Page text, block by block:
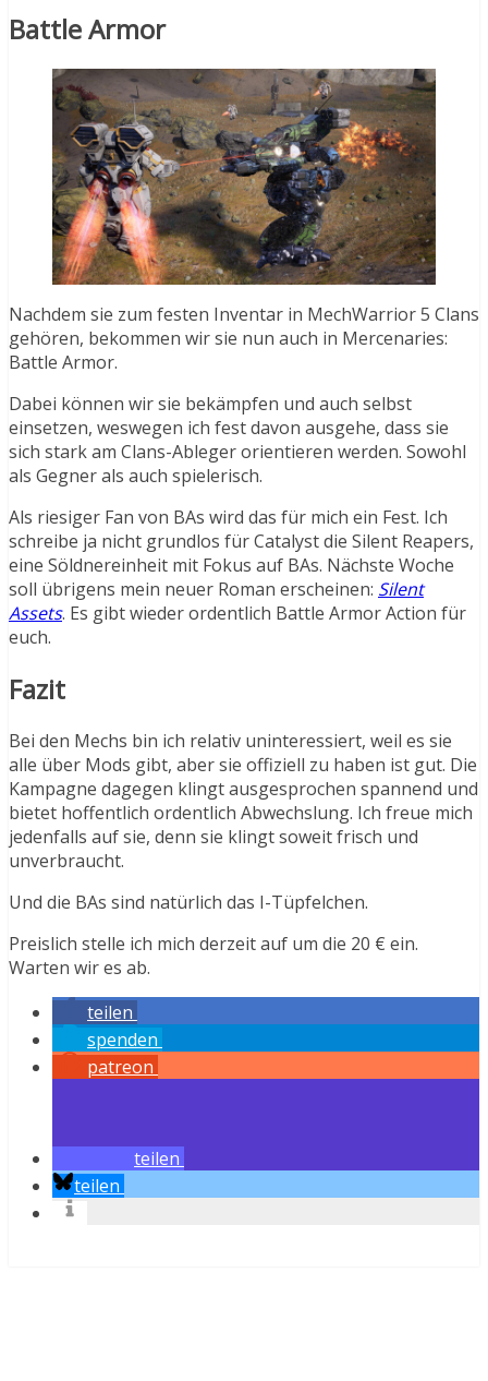
Battle Armor
Nachdem sie zum festen Inventar in MechWarrior 5 Clans
gehören, bekommen wir sie nun auch in Mercenaries:
Battle Armor.
Dabei können wir sie bekämpfen und auch selbst
einsetzen, weswegen ich fest davon ausgehe, dass sie
sich stark am Clans-Ableger orientieren werden. Sowohl
als Gegner als auch spielerisch.
Als riesiger Fan von BAs wird das für mich ein Fest. Ich
schreibe ja nicht grundlos für Catalyst die Silent Reapers,
eine Söldnereinheit mit Fokus auf BAs. Nächste Woche
soll übrigens mein neuer Roman erscheinen: Silent
Assets. Es gibt wieder ordentlich Battle Armor Action für
euch.
Fazit
Bei den Mechs bin ich relativ uninteressiert, weil es sie
alle über Mods gibt, aber sie offiziell zu haben ist gut. Die
Kampagne dagegen klingt ausgesprochen spannend und
bietet hoffentlich ordentlich Abwechslung. Ich freue mich
jedenfalls auf sie, denn sie klingt soweit frisch und
unverbraucht.
Und die BAs sind natürlich das I-Tüpfelchen.
Preislich stelle ich mich derzeit auf um die 20 € ein.
Warten wir es ab.
teilen
spenden
patreon
teilen
teilen